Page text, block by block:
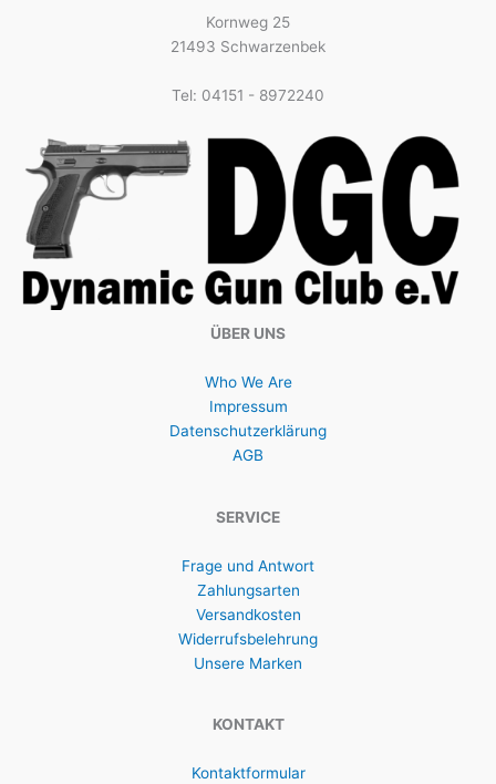
Kornweg 25
21493 Schwarzenbek
Tel: 04151 - 8972240
ÜBER UNS
Who We Are
Impressum
Datenschutzerklärung
AGB
SERVICE
Frage und Antwort
Zahlungsarten
Versandkosten
Widerrufsbelehrung
Unsere Marken
KONTAKT
Kontaktformular